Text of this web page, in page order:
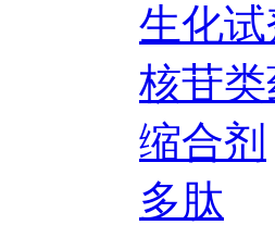
生化试
核苷类
缩合剂
多肽